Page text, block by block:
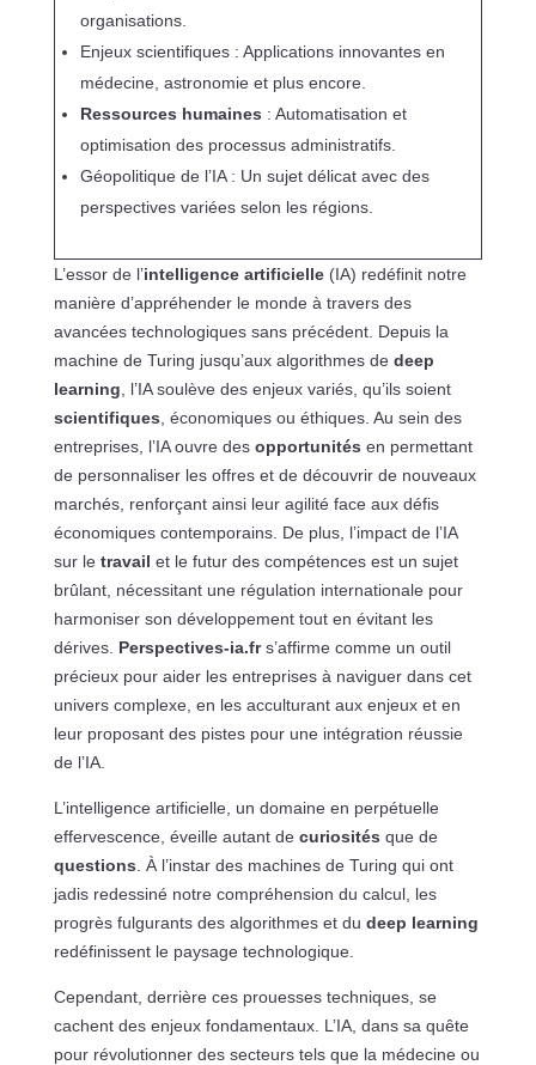
organisations.
Enjeux scientifiques : Applications innovantes en
médecine, astronomie et plus encore.
Ressources humaines : Automatisation et
optimisation des processus administratifs.
Géopolitique de l’IA : Un sujet délicat avec des
perspectives variées selon les régions.
L’essor de l’intelligence artificielle(IA) redéfinit notre
manière d’appréhender le monde à travers des
avancées technologiques sans précédent. Depuis la
machine de Turing jusqu’aux algorithmes de deep
learning , l’IA soulève des enjeux variés, qu’ils soient
scientifiques , économiques ou éthiques. Au sein des
entreprises, l’IA ouvre des opportunités en permettant
de personnaliser les offres et de découvrir de nouveaux
marchés, renforçant ainsi leur agilité face aux défis
économiques contemporains. De plus, l’impact de l’IA
sur le travail et le futur des compétences est un sujet
brûlant, nécessitant une régulation internationale pour
harmoniser son développement tout en évitant les
dérives. Perspectives-ia.frs’affirme comme un outil
précieux pour aider les entreprises à naviguer dans cet
univers complexe, en les acculturant aux enjeux et en
leur proposant des pistes pour une intégration réussie
de l’IA.
L’intelligence artificielle, un domaine en perpétuelle
effervescence, éveille autant de curiosités que de
questions . À l’instar des machines de Turing qui ont
jadis redessiné notre compréhension du calcul, les
progrès fulgurants des algorithmes et du deep learning
redéfinissent le paysage technologique.
Cependant, derrière ces prouesses techniques, se
cachent des enjeux fondamentaux. L’IA, dans sa quête
pour révolutionner des secteurs tels que la médecine ou